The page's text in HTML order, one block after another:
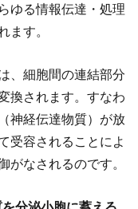
ゆる情報伝達・処理
ます。
、細胞間の連結部分
換されます。すなわ
神経伝達物質）が放
受容されることによ
がなされるのです。